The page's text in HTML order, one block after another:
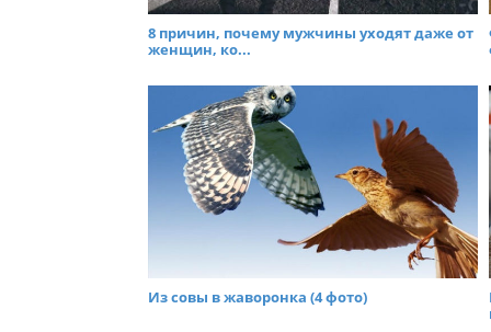
8 причин, почему мужчины уходят даже от
женщин, ко...
Из совы в жаворонка (4 фото)